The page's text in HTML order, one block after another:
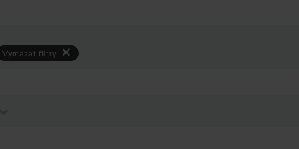
Vymazat filtry